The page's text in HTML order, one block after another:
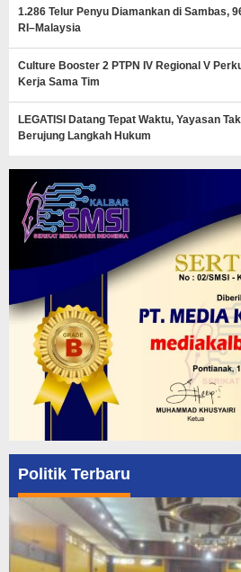
1.286 Telur Penyu Diamankan di Sambas,
RI–Malaysia
Culture Booster 2 PTPN IV Regional V
Kerja Sama Tim
LEGATISI Datang Tepat Waktu, Yayasan
Berujung Langkah Hukum
Politik Terbaru